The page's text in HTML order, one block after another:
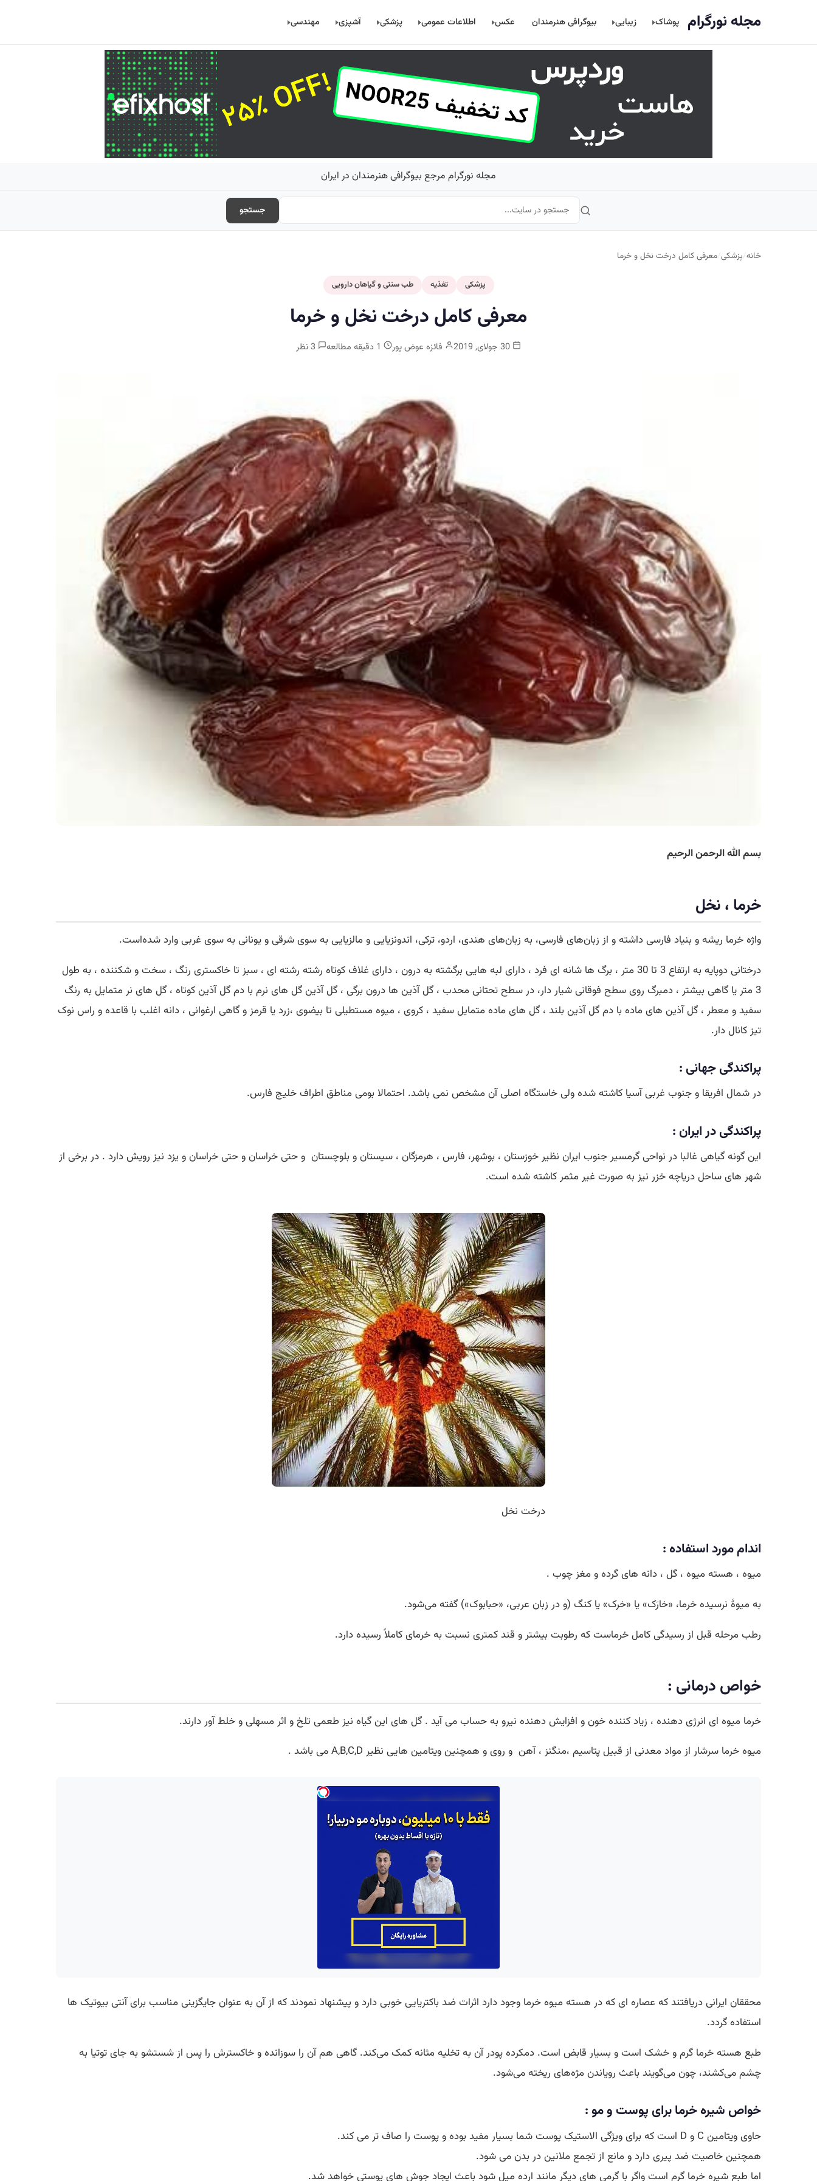
مجله نورگرام پوشاک زیبایی بیوگرافی هنرمندان عکس اطلاعات عمومی پزشکی آشپزی مهندسی
مجله نورگرام مرجع بیوگرافی هنرمندان در ایران
جستجو
خانه/پزشکی/معرفی کامل درخت نخل و خرما
پزشکی تغذیه طب سنتی و گیاهان دارویی
معرفی کامل درخت نخل و خرما
فائزه عوض پور
بسم الله الرحمن الرحیم
خرما ، نخل
واژه خرما ریشه و بنیاد فارسی داشته و از زبان‌های فارسی، به زبان‌های هندی، اردو، ترکی، اندونزیایی و مالزیایی به سوی شرقی و یونانی به سوی غربی وارد شده‌است.
درختانی دوپایه به ارتفاع 3 تا 30 متر ، برگ ها شانه ای فرد ، دارای لبه هایی برگشته به درون ، دارای غلاف کوتاه رشته رشته ای ، سبز تا خاکستری رنگ ، سخت و شکننده ، به طول
3 متر یا گاهی بیشتر ، دمبرگ روی سطح فوقانی شیار دار، در سطح تحتانی محدب ، گل آذین ها درون برگی ، گل آذین گل های نرم با دم گل آذین کوتاه ، گل های نر متمایل به رنگ
سفید و معطر ، گل آذین های ماده با دم گل آذین بلند ، گل های ماده متمایل سفید ، کروی ، میوه مستطیلی تا بیضوی ،زرد یا قرمز و گاهی ارغوانی ، دانه اغلب با قاعده و راس نوک
تیز کانال دار.
پراکندگی جهانی :
در شمال افریقا و جنوب غربی آسیا کاشته شده ولی خاستگاه اصلی آن مشخص نمی باشد. احتمالا بومی مناطق اطراف خلیج فارس.
پراکندگی در ایران :
این گونه گیاهی غالبا در نواحی گرمسیر جنوب ایران نظیر خوزستان ، بوشهر، فارس ، هرمزگان ، سیستان و بلوچستان و حتی خراسان و حتی خراسان و یزد نیز رویش دارد . در برخی از
شهر های ساحل دریاچه خزر نیز به صورت غیر مثمر کاشته شده است.
درخت نخل
اندام مورد استفاده :
میوه ، هسته میوه ، گل ، دانه های گرده و مغز چوب .
به میوهٔ نرسیده خرما، «خارَک» یا «خرک» یا کنگ (و در زبان عربی، «حبابوک») گفته می‌شود.
رطب مرحله قبل از رسیدگی کامل خرماست که رطوبت بیشتر و قند کمتری نسبت به خرمای کاملاً رسیده دارد.
خواص درمانی :
خرما میوه ای انرژی دهنده ، زیاد کننده خون و افزایش دهنده نیرو به حساب می آید . گل های این گیاه نیز طعمی تلخ و اثر مسهلی و خلط آور دارند.
میوه خرما سرشار از مواد معدنی از قبیل پتاسیم ،منگنز ، آهن و روی و همچنین ویتامین هایی نظیر A,B,C,D می باشد .
محققان ایرانی دریافتند که عصاره ای که در هسته میوه خرما وجود دارد اثرات ضد باکتریایی خوبی دارد و پیشنهاد نمودند که از آن به عنوان جایگزینی مناسب برای آنتی بیوتیک ها
استفاده گردد.
طبع هسته خرما گرم و خشک است و بسیار قابض است. دمکرده پودر آن به تخلیه مثانه کمک می‌کند. گاهی هم آن را سوزانده و خاکسترش را پس از شستشو به جای توتیا به
چشم می‌کشند، چون می‌گویند باعث رویاندن مژه‌های ریخته می‌شود.
خواص شیره خرما برای پوست و مو :
حاوی ویتامین C و D است که برای ویژگی الاستیک پوست شما بسیار مفید بوده و پوست را صاف تر می کند.
همچنین خاصیت ضد پیری دارد و مانع از تجمع ملانین در بدن می شود.
اما طبع شیره خرما گرم است واگر با گرمی های دیگر مانند ارده میل شود باعث ایجاد جوش های پوستی خواهد شد.